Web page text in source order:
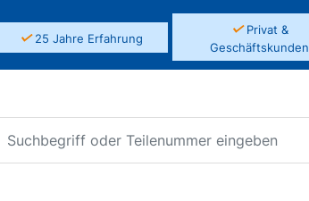
✓25 Jahre Erfahrung
✓Privat &
Geschäftskunden